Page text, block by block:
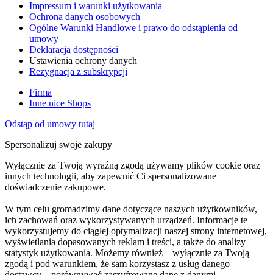
Impressum i warunki użytkowania
Ochrona danych osobowych
Ogólne Warunki Handlowe i prawo do odstąpienia od
umowy
Deklaracja dostępności
Ustawienia ochrony danych
Rezygnacja z subskrypcji
Firma
Inne nice Shops
Odstąp od umowy tutaj
Spersonalizuj swoje zakupy
Wyłącznie za Twoją wyraźną zgodą używamy plików cookie oraz
innych technologii, aby zapewnić Ci spersonalizowane
doświadczenie zakupowe.
W tym celu gromadzimy dane dotyczące naszych użytkowników,
ich zachowań oraz wykorzystywanych urządzeń. Informacje te
wykorzystujemy do ciągłej optymalizacji naszej strony internetowej,
wyświetlania dopasowanych reklam i treści, a także do analizy
statystyk użytkowania. Możemy również – wyłącznie za Twoją
zgodą i pod warunkiem, że sam korzystasz z usług danego